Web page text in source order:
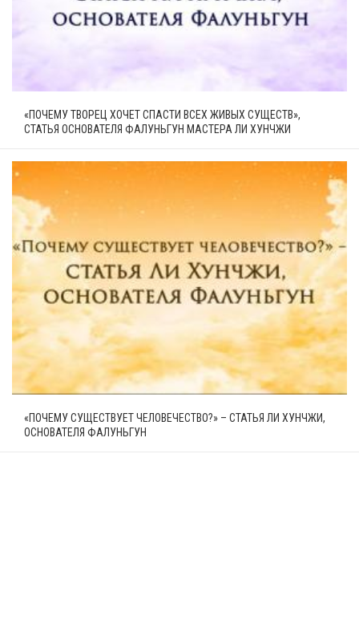
«ПОЧЕМУ ТВОРЕЦ ХОЧЕТ СПАСТИ ВСЕХ ЖИВЫХ СУЩЕСТВ»,
СТАТЬЯ ОСНОВАТЕЛЯ ФАЛУНЬГУН МАСТЕРА ЛИ ХУНЧЖИ
«ПОЧЕМУ СУЩЕСТВУЕТ ЧЕЛОВЕЧЕСТВО?» – СТАТЬЯ ЛИ ХУНЧЖИ,
ОСНОВАТЕЛЯ ФАЛУНЬГУН